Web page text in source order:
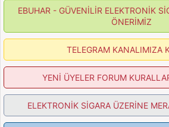
EBUHAR - GÜVENİLİR ELEKTRONİK
ÖNERİMİZ
TELEGRAM KANALIMIZA
YENİ ÜYELER FORUM
ELEKTRONİK SİGARA ÜZERİNE